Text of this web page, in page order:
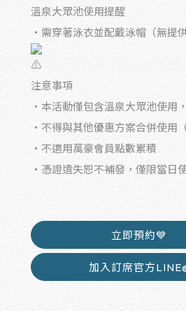
溫泉大眾池使用提醒
・需穿著泳衣並配戴泳帽（無提供
注意事項
・本活動僅包含溫泉大眾池使用
・不得與其他優惠方案合併使用
・不適用萬豪會員點數累積
・憑證遺失恕不補發，僅限當日
立即預約💙
加入訂席官方